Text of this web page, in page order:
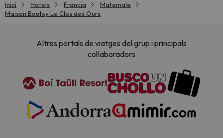
Inici Hotels Francia
Matemale
Maison Boutxy Le Clos des Ours
Altres portals de viatges del grup i principals
col·laboradors